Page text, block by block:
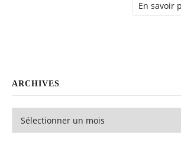
En savoir
ARCHIVES
Archives